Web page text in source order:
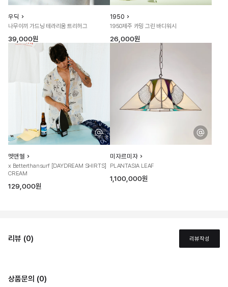
우딕
나무이끼 가드닝 테라리움 트리허그
39,000원
1950
1950제주 카밍 그린 바디워시
26,000원
멧앤멜
x Betterthansurf [DAYDREAM SHIRTS]
CREAM
129,000원
미쟈르미쟈
PLANTASIA LEAF
1,100,000원
리뷰 (0) 리뷰작성
상품문의 (0)